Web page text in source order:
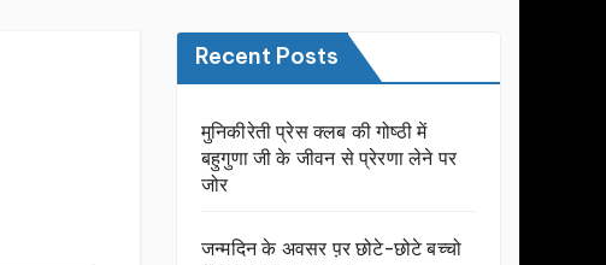
Recent Posts
मुनिकीरेती प्रेस क्लब की गोष्ठी में
बहुगुणा जी के जीवन से प्रेरणा लेने पर
जोर
जन्मदिन के अवसर प़र छोटे-छोटे बच्चो